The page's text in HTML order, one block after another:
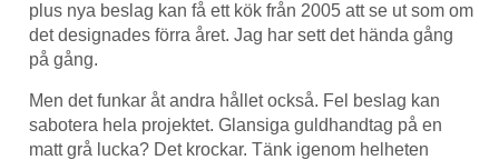
plus nya beslag kan få ett kök från 2005 att se ut som om
det designades förra året. Jag har sett det hända gång
på gång.
Men det funkar åt andra hållet också. Fel beslag kan
sabotera hela projektet. Glansiga guldhandtag på en
matt grå lucka? Det krockar. Tänk igenom helheten